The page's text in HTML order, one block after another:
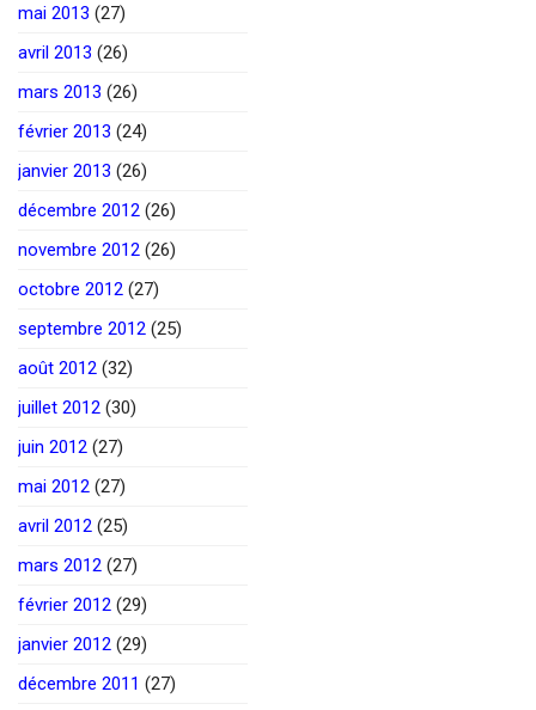
mai 2013 (27)
avril 2013 (26)
mars 2013 (26)
février 2013 (24)
janvier 2013 (26)
décembre 2012 (26)
novembre 2012 (26)
octobre 2012 (27)
septembre 2012 (25)
août 2012 (32)
juillet 2012 (30)
juin 2012 (27)
mai 2012 (27)
avril 2012 (25)
mars 2012 (27)
février 2012 (29)
janvier 2012 (29)
décembre 2011 (27)